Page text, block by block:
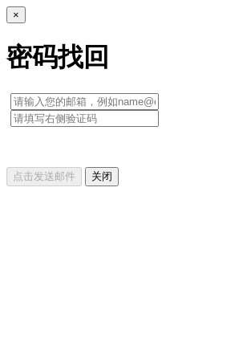
×
密码找回
点击发送邮件 关闭